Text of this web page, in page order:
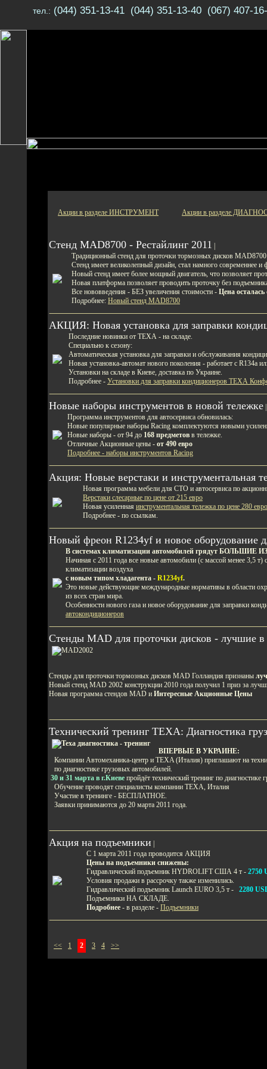
тел.: (044) 351-13-41 (044) 351-13-40 (067) 407-
Акции в разделе ИНСТРУМЕНТ Акции в разделе
Стенд MAD8700 - Рестайлинг 2011
Традиционный стенд для проточки тормозных дисков
Стенд имеет великолепный дизайн, стал намного современнее и
Новый стенд имеет более мощный двигатель, что позволяет
Новая платформа позволяет проводить проточку без
Все нововведения - БЕЗ увеличения стоимости - Цена осталась
Подробнее: Новый стенд MAD8700
АКЦИЯ: Новая установка для заправки
Последние новинки от ТЕХА - на складе.
Специально к сезону:
Автоматическая установка для заправки и обслуживания
Новая установка-автомат нового поколения - работает с R134a
Установки на складе в Киеве, доставка по Украине.
Подробнее - Установки для заправки кондиционеров ТЕХА
Новые наборы инструментов в новой тележке
Программа инструментов для автосервиса обновилась:
Новые популярные наборы Racing комплектуются новыми
Новые наборы - от 94 до 168 предметов в тележке.
Отличные Акционные цены - от 490 евро
Подробнее - наборы инструментов Racing
Акция: Новые верстаки и инструментальная
Новая программа мебели для СТО и автосервиса по
Верстаки слесарные по цене от 215 евро
Новая усиленная инструментальная тележка по цене 280 евро
Подробнее - по ссылкам.
Новый фреон R1234yf и новое оборудование
В системах климатизации автомобилей грядут
Начиная с 2011 года все новые автомобили (с массой менее 3,5
климатизации воздуха
с новым типом хладагента - R1234yf.
Это новые действующие международные нормативы в области
из всех стран мира.
Особенности нового газа и новое оборудование для заправки
автокондиционеров
Стенды MAD для проточки дисков - лучшие
Стенды для проточки тормозных дисков MAD Голландия признаны
Новый стенд MAD 2002 конструкции 2010 года получил 1 приз за
Новая программа стендов MAD и Интересные Акционные Цены
Технический тренинг TEXA: Диагностика
ВПЕРВЫЕ В УКРАИНЕ:
Компании Автомеханика-центр и TEXA (Италия) приглашают на
по диагностике грузовых автомобилей.
30 и 31 марта в г.Киеве пройдёт технический тренинг по диагностике
Обучение проводят специалисты компании ТЕХА, Италия
Участие в тренинге - БЕСПЛАТНОЕ.
Заявки принимаются до 20 марта 2011 года.
Акция на подъемники
С 1 марта 2011 года проводится АКЦИЯ
Цены на подъемники снижены:
Гидравлический подъемник HYDROLIFT США 4 т - 2750
Условия продажи в рассрочку также изменились.
Гидравлический подъемник Launch EURO 3,5 т - 2280
Подъемники НА СКЛАДЕ.
Подробнее - в разделе - Подъемники
<< 1 2 3 4 >>